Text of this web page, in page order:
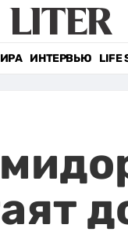
ИНТЕРВЬЮ LIFE